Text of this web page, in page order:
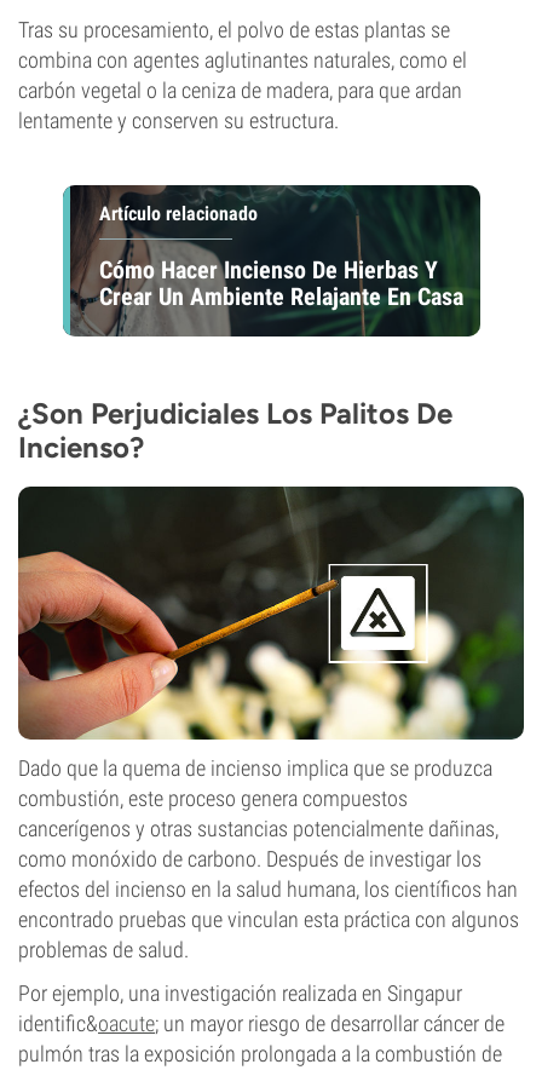
Tras su procesamiento, el polvo de estas plantas se
combina con agentes aglutinantes naturales, como el
carbón vegetal o la ceniza de madera, para que ardan
lentamente y conserven su estructura.
Artículo relacionado
Cómo Hacer Incienso De Hierbas Y
Crear Un Ambiente Relajante En Casa
¿Son Perjudiciales Los Palitos De
Incienso?
Dado que la quema de incienso implica que se produzca
combustión, este proceso genera compuestos
cancerígenos y otras sustancias potencialmente dañinas,
como monóxido de carbono. Después de investigar los
efectos del incienso en la salud humana, los científicos han
encontrado pruebas que vinculan esta práctica con algunos
problemas de salud.
Por ejemplo, una investigación realizada en Singapur
identific&oacute; un mayor riesgo de desarrollar cáncer de
pulmón tras la exposición prolongada a la combustión de